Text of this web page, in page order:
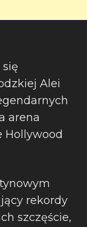
Alei
arena
Hollywood
rekordy
szczęście,